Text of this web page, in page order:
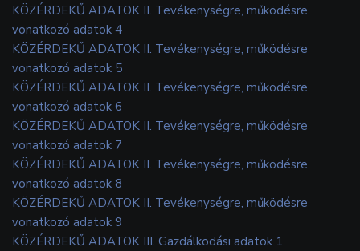
KÖZÉRDEKŰ ADATOK II. Tevékenységre, működésre
vonatkozó adatok 4
KÖZÉRDEKŰ ADATOK II. Tevékenységre, működésre
vonatkozó adatok 5
KÖZÉRDEKŰ ADATOK II. Tevékenységre, működésre
vonatkozó adatok 6
KÖZÉRDEKŰ ADATOK II. Tevékenységre, működésre
vonatkozó adatok 7
KÖZÉRDEKŰ ADATOK II. Tevékenységre, működésre
vonatkozó adatok 8
KÖZÉRDEKŰ ADATOK II. Tevékenységre, működésre
vonatkozó adatok 9
KÖZÉRDEKŰ ADATOK III. Gazdálkodási adatok 1